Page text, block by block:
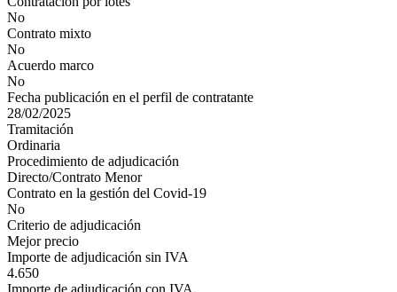
No
Contrato mixto
No
Acuerdo marco
No
Fecha publicación en el perfil de contratante
28/02/2025
Tramitación
Ordinaria
Procedimiento de adjudicación
Directo/Contrato Menor
Contrato en la gestión del Covid-19
No
Criterio de adjudicación
Mejor precio
Importe de adjudicación sin IVA
4.650